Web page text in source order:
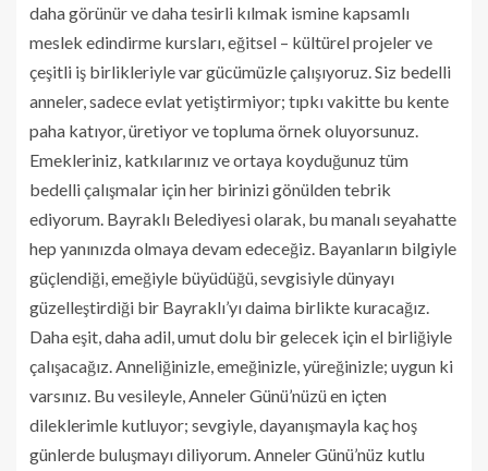
daha görünür ve daha tesirli kılmak ismine kapsamlı
meslek edindirme kursları, eğitsel – kültürel projeler ve
çeşitli iş birlikleriyle var gücümüzle çalışıyoruz. Siz bedelli
anneler, sadece evlat yetiştirmiyor; tıpkı vakitte bu kente
paha katıyor, üretiyor ve topluma örnek oluyorsunuz.
Emekleriniz, katkılarınız ve ortaya koyduğunuz tüm
bedelli çalışmalar için her birinizi gönülden tebrik
ediyorum. Bayraklı Belediyesi olarak, bu manalı seyahatte
hep yanınızda olmaya devam edeceğiz. Bayanların bilgiyle
güçlendiği, emeğiyle büyüdüğü, sevgisiyle dünyayı
güzelleştirdiği bir Bayraklı’yı daima birlikte kuracağız.
Daha eşit, daha adil, umut dolu bir gelecek için el birliğiyle
çalışacağız. Anneliğinizle, emeğinizle, yüreğinizle; uygun ki
varsınız. Bu vesileyle, Anneler Günü’nüzü en içten
dileklerimle kutluyor; sevgiyle, dayanışmayla kaç hoş
günlerde buluşmayı diliyorum. Anneler Günü’nüz kutlu